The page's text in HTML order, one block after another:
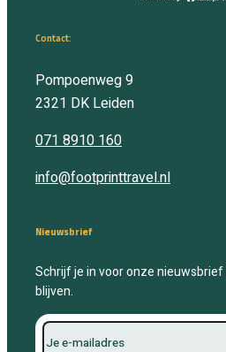
Contact:
Pompoenweg 9
2321 DK Leiden
071 8910 160
info@footprinttravel.nl
Nieuwsbrief
Schrijf je in voor onze
blijven.